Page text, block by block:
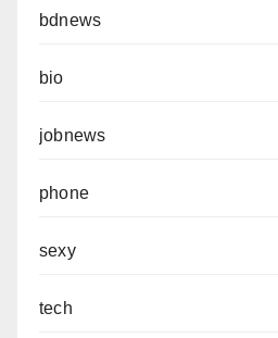
bdnews
bio
jobnews
phone
sexy
tech